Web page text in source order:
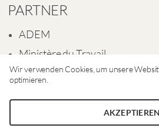
Wir verwenden Cookies, um unsere
optimieren.
AKZEPTIEREN
PARTNER
ADEM
Ministère du Travail
Ville de Differdange